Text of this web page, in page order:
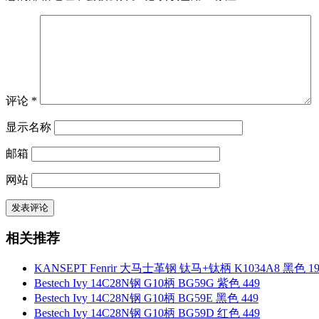
评论 *
显示名称
邮箱
网站
相关推荐
KANSEPT Fenrir 大马士革钢 钛马+钛柄 K1034A8 黑色
Bestech Ivy 14C28N钢 G10柄 BG59G 紫色 449
Bestech Ivy 14C28N钢 G10柄 BG59E 黑色 449
Bestech Ivy 14C28N钢 G10柄 BG59D 红色 449